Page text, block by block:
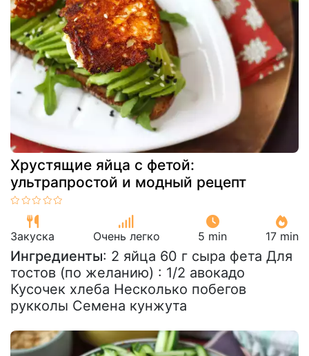
Хрустящие яйца с фетой:
ультрапростой и модный рецепт
Закуска Очень легко 5 min 17 min
Ингредиенты: 2 яйца 60 г сыра фета Для
тостов (по желанию) : 1/2 авокадо
Кусочек хлеба Несколько побегов
рукколы Семена кунжута